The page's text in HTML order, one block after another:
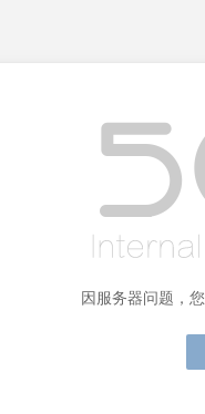
因服务器问题，